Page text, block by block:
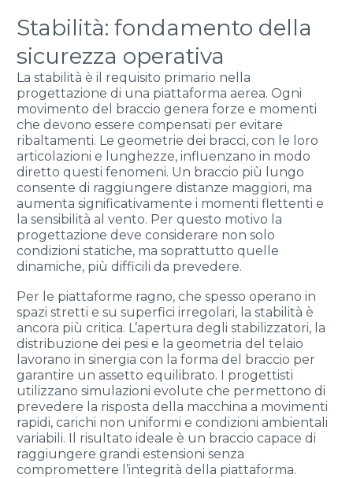
Stabilità: fondamento della
sicurezza operativa
La stabilità è il requisito primario nella
progettazione di una piattaforma aerea. Ogni
movimento del braccio genera forze e momenti
che devono essere compensati per evitare
ribaltamenti. Le geometrie dei bracci, con le loro
articolazioni e lunghezze, influenzano in modo
diretto questi fenomeni. Un braccio più lungo
consente di raggiungere distanze maggiori, ma
aumenta significativamente i momenti flettenti e
la sensibilità al vento. Per questo motivo la
progettazione deve considerare non solo
condizioni statiche, ma soprattutto quelle
dinamiche, più difficili da prevedere.
Per le piattaforme ragno, che spesso operano in
spazi stretti e su superfici irregolari, la stabilità è
ancora più critica. L’apertura degli stabilizzatori, la
distribuzione dei pesi e la geometria del telaio
lavorano in sinergia con la forma del braccio per
garantire un assetto equilibrato. I progettisti
utilizzano simulazioni evolute che permettono di
prevedere la risposta della macchina a movimenti
rapidi, carichi non uniformi e condizioni ambientali
variabili. Il risultato ideale è un braccio capace di
raggiungere grandi estensioni senza
compromettere l’integrità della piattaforma.